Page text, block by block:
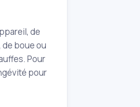
de
boue ou
Pour
pour